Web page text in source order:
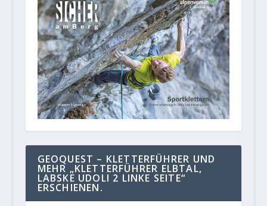
GEOQUEST – KLETTERFÜHRER UND
MEHR „KLETTERFÜHRER ELBTAL,
LABSKE UDOLI 2 LINKE SEITE“
ERSCHIENEN.